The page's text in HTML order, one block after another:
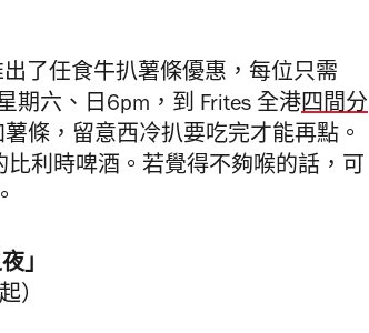
了任食牛扒薯條優惠，每位只需
期六、日6pm，到 Frites 全港四間分
條，留意西冷扒要吃完才能再點。
利時啤酒。若覺得不夠喉的話，可
」
）